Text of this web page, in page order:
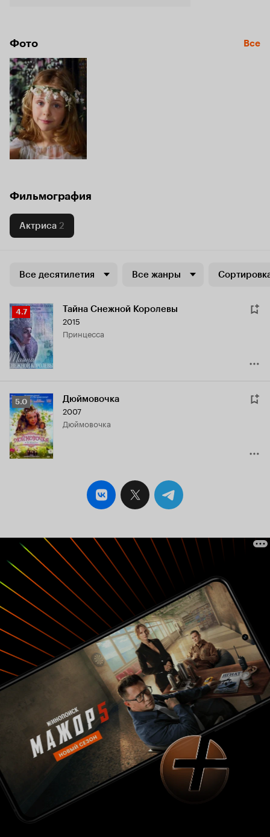
Фото Все
Фильмография
Актриса 2
Все десятилетия Все жанры
Рейтинг
Кинопоиска
4.7
4.7 Тайна Снежной Королевы
2015
принцесса
Рейтинг
Кинопоиска
5.0
5.0 Дюймовочка
2007
Дюймовочка